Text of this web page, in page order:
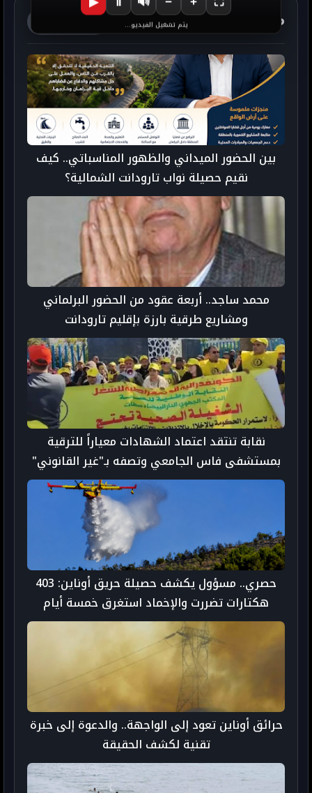
مواضيع ذات صلة آخر الأخبار
بين الحضور الميداني والظهور المناسباتي.. كيف
نقيم حصيلة نواب تارودانت الشمالية؟
محمد ساجد.. أربعة عقود من الحضور البرلماني
ومشاريع طرقية بارزة بإقليم تارودانت
نقابة تنتقد اعتماد الشهادات معياراً للترقية
بمستشفى فاس الجامعي وتصفه بـ"غير القانوني"
حصري.. مسؤول يكشف حصيلة حريق أوناين: 403
هكتارات تضررت والإخماد استغرق خمسة أيام
حرائق أوناين تعود إلى الواجهة.. والدعوة إلى خبرة
تقنية لكشف الحقيقة
يتم تشغيل الفيديو...